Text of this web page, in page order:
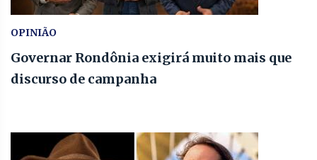
OPINIÃO
Governar Rondônia exigirá muito mais que
discurso de campanha